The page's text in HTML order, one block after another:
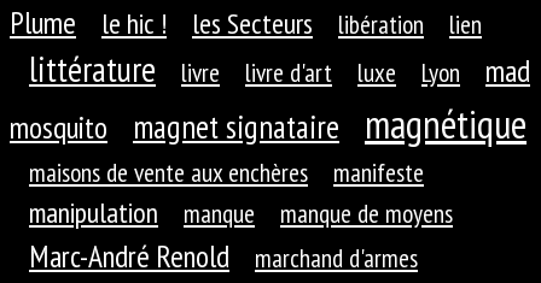
Plume
le hic ! les Secteurs libération lien
littérature livre livre d'art luxe Lyon
mad
mosquito
magnet signataire magnétique
maisons de vente aux enchères manifeste
manipulation manque manque de moyens
Marc-André Renold marchand d'armes